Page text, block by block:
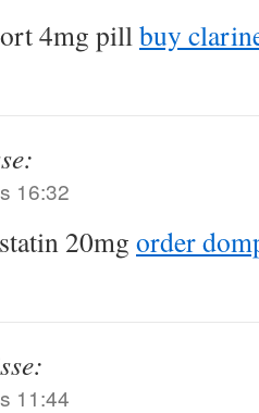
4mg pillbuy
16:32
20mg order
11:44